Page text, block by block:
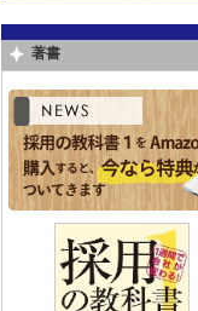
著書